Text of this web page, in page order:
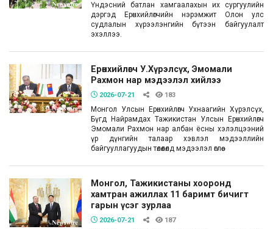
Үндэсний батлан хамгаалахын их сургуулийн
дэргэд Ерөнхийлөгчийн нэрэмжит Олон улс
судлалын хүрээлэнгийн бүтээн байгуулалт
эхэллээ.
Ерөнхийлөгч У.Хүрэлсүх, Эмомали
Рахмон нар мэдээлэл хийлээ
2026-07-21 183
Монгол Улсын Ерөнхийлөгч Ухнаагийн Хүрэлсүх,
Бүгд Найрамдах Тажикистан Улсын Ерөнхийлөгч
Эмомали Рахмон нар албан ёсны хэлэлцээний
үр дүнгийн талаар хэвлэл мэдээллийн
байгууллагуудын төлөөлөлд мэдээлэл өглөө.
Монгол, Тажикистаны хооронд
хамтран ажиллах 11 баримт бичигт
гарын үсэг зурлаа
2026-07-21 187